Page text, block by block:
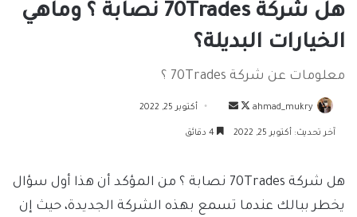
هل شركة 70Trades نصابة ؟ وماهي
الخيارات البديلة؟
معلومات عن شركة 70Trades ؟
ahmad_mukry
تابعأرسل
بريدا
أكتوبر 25, 2022
آخر تحديث: أكتوبر 25, 2022
هل شركة 70Trades نصابة ؟ من المؤكد أن هذا أول سؤال
يخطر ببالك عندما تسمع بهذه الشركة الجديدة، حيث إن